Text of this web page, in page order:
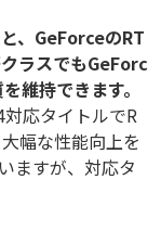
、GeForceのRT
ラスでもGeForc
維持できます。
応タイトルでR
幅な性能向上を
ますが、対応タ